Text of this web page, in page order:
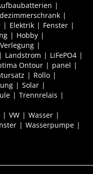
Elektrik
Fenster
Hobby
Landstrom
LiFePO4
Ontour
panel
Rollo
Solar
Trennrelais
VW
Wasser
Wasserpumpe